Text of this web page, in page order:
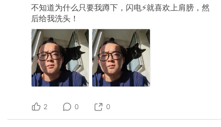
不知道为什么只要我蹲下，闪电⚡️就喜欢上肩膀，然
后给我洗头！
2 0 0